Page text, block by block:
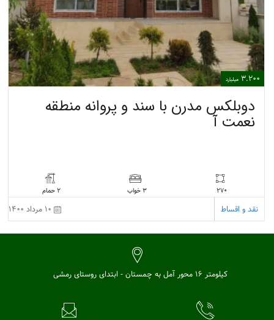
3.200 میلیارد
دوبلکس مدرن با سند و پروانه منطقه
نعمت آ
270 3 خواب 2 حمام
10 مرداد 1400 نقد و اقساط
کیلومتر 16 محور آمل به چمستان - ابتدای روستای رمشی